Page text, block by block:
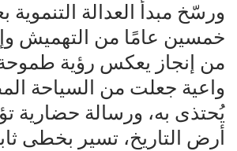
ورسّخ مبدأ العدالة التنموية
خمسين عامًا من التهميش
من إنجاز يعكس رؤية طموحة
واعية جعلت من السياحة
يُحتذى به، ورسالة حضارية
أرض التاريخ، تسير بخطى